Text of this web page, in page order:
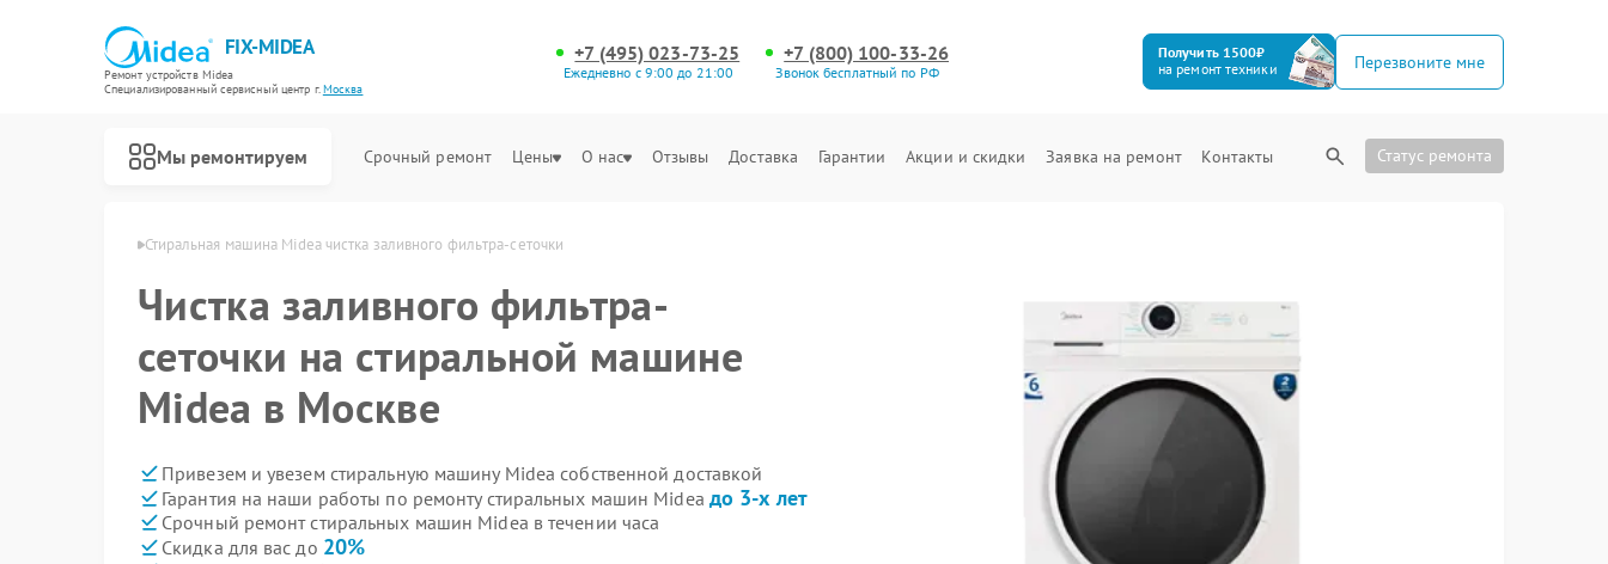
FIX-MIDEA
Ремонт устройств Midea
Специализированный cервисный центр г.Москва
+7 (495) 023-73-25
Ежедневно с 9:00 до 21:00
+7 (800) 100-33-26
Звонок бесплатный по РФ
Получить 1500₽
на ремонт техники
Перезвоните мне
Мы ремонтируем Срочный ремонт Цены О нас Отзывы Доставка Гарантии Акции и скидки Заявка на ремонт Контакты Статус ремонта
Стиральная машина Midea чистка заливного фильтра-сеточки
Чистка заливного фильтра-
сеточки на стиральной машине
Midea в Москве
Привезем и увезем стиральную машину Midea собственной доставкой
Гарантия на наши работы по ремонту стиральных машин Midea до 3-х лет
Срочный ремонт стиральных машин Midea в течении часа
Скидка для вас до 20%